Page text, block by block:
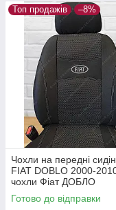
Топ продажів –8%
Чохли на передні
FIAT DOBLO 2000-
чохли Фіат ДОБЛО
ПАНОРАМА до 2010
(передні)
Готово до відправки